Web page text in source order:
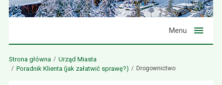
Menu
Strona główna
Urząd Miasta
Poradnik Klienta (jak załatwić sprawę?)
Drogownictwo